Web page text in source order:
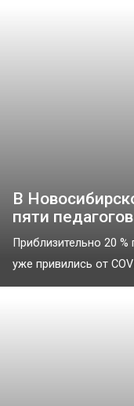
В
пяти
Приблизительно 20
уже привились от